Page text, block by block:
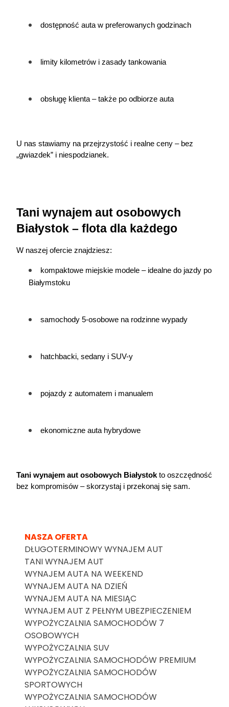
NASZA OFERTA
DŁUGOTERMINOWY WYNAJEM AUT
TANI WYNAJEM AUT
WYNAJEM AUTA NA WEEKEND
WYNAJEM AUTA NA DZIEŃ
WYNAJEM AUTA NA MIESIĄC
WYNAJEM AUT Z PEŁNYM UBEZPIECZENIEM
WYPOŻYCZALNIA SAMOCHODÓW 7
OSOBOWYCH
WYPOŻYCZALNIA SUV
WYPOŻYCZALNIA SAMOCHODÓW PREMIUM
WYPOŻYCZALNIA SAMOCHODÓW
SPORTOWYCH
WYPOŻYCZALNIA SAMOCHODÓW
dostępność auta w preferowanych godzinach
limity kilometrów i zasady tankowania
obsługę klienta – także po odbiorze auta
U nas stawiamy na przejrzystość i realne ceny – bez
„gwiazdek” i niespodzianek.
Tani wynajem aut osobowych
Białystok – flota dla każdego
W naszej ofercie znajdziesz:
kompaktowe miejskie modele – idealne do jazdy po
Białymstoku
samochody 5-osobowe na rodzinne wypady
hatchbacki, sedany i SUV-y
pojazdy z automatem i manualem
ekonomiczne auta hybrydowe
Tani wynajem aut osobowych Białystok to oszczędność
bez kompromisów – skorzystaj i przekonaj się sam.